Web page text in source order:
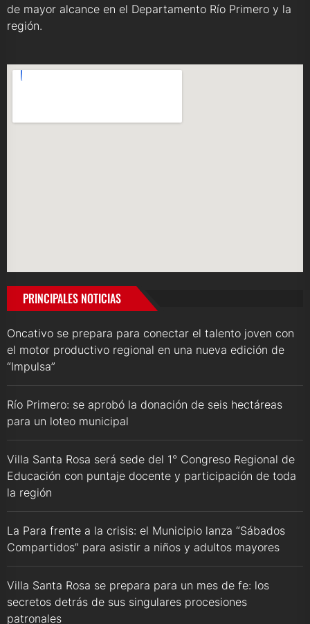
de mayor alcance en el Departamento Río Primero y la
región.
PRINCIPALES NOTICIAS
Oncativo se prepara para conectar el talento joven con
el motor productivo regional en una nueva edición de
“Impulsa”
Río Primero: se aprobó la donación de seis hectáreas
para un loteo municipal
Villa Santa Rosa será sede del 1° Congreso Regional de
Educación con puntaje docente y participación de toda
la región
La Para frente a la crisis: el Municipio lanza “Sábados
Compartidos” para asistir a niños y adultos mayores
Villa Santa Rosa se prepara para un mes de fe: los
secretos detrás de sus singulares procesiones
patronales